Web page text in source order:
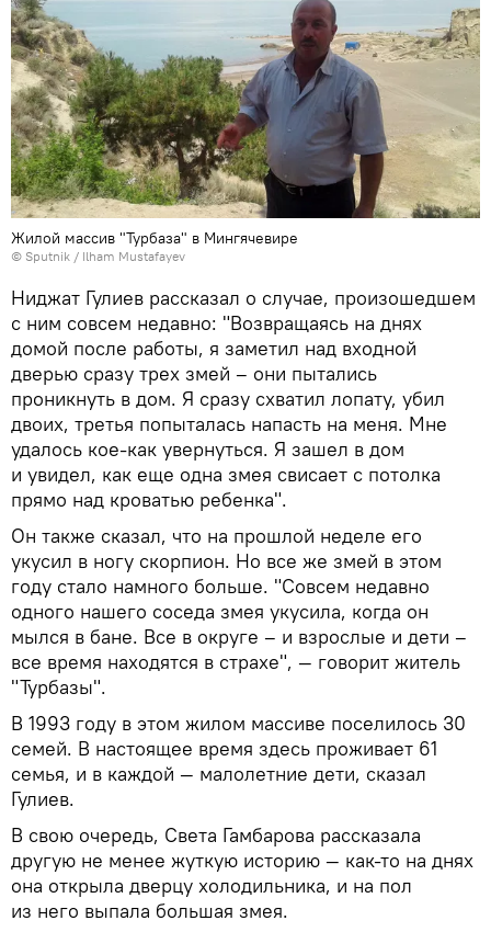
Жилой массив "Турбаза" в Мингячевире
© Sputnik / Ilham Mustafayev
Ниджат Гулиев рассказал о случае, произошедшем
с ним совсем недавно: "Возвращаясь на днях
домой после работы, я заметил над входной
дверью сразу трех змей – они пытались
проникнуть в дом. Я сразу схватил лопату, убил
двоих, третья попыталась напасть на меня. Мне
удалось кое-как увернуться. Я зашел в дом
и увидел, как еще одна змея свисает с потолка
прямо над кроватью ребенка".
Он также сказал, что на прошлой неделе его
укусил в ногу скорпион. Но все же змей в этом
году стало намного больше. "Совсем недавно
одного нашего соседа змея укусила, когда он
мылся в бане. Все в округе – и взрослые и дети –
все время находятся в страхе", — говорит житель
"Турбазы".
В 1993 году в этом жилом массиве поселилось 30
семей. В настоящее время здесь проживает 61
семья, и в каждой — малолетние дети, сказал
Гулиев.
В свою очередь, Света Гамбарова рассказала
другую не менее жуткую историю — как-то на днях
она открыла дверцу холодильника, и на пол
из него выпала большая змея.